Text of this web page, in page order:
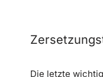
Die letzte